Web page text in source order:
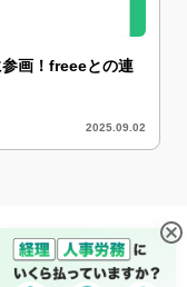
画！freeeとの連
2025.09.02